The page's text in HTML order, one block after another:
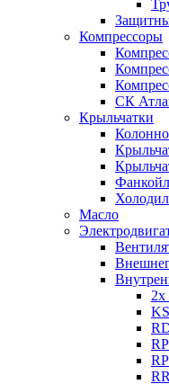
Компрессоры
СК
Крыльчатки
Масло